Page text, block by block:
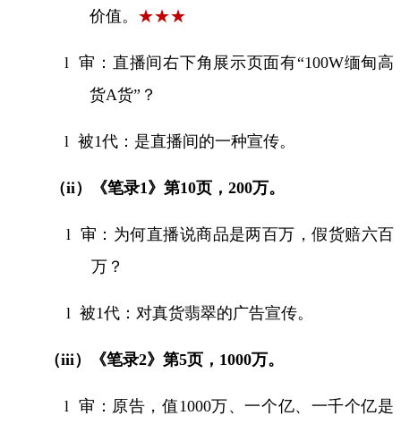
价值。 ★★★
l 审：直播间右下角展示页面有“100W缅甸高
货A货”？
l 被1代：是直播间的一种宣传。
（ii）《笔录1 》第10页， 200万。
l
审：为何直播说商品是两百万，假货赔六百
万？
l 被1代：对真货翡翠的广告宣传。
（iii）《笔录2》第5页， 1000万。
l 审：原告，值1000万、一个亿、一千个亿是